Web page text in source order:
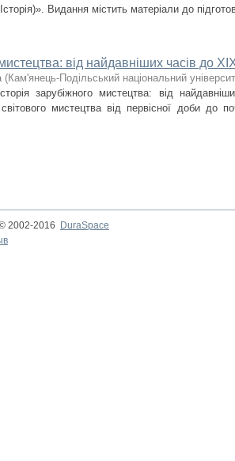
Видання містить матеріали до
від найдавніших часів до
(Кам'янець-Подільський національний
зарубіжного мистецтва: від
мистецтва від первісної доби до
2002-2016
DuraSpace